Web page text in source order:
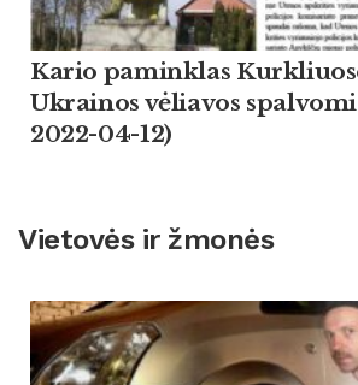
Kario paminklas
Ukrainos vėliavos
2022-04-12)
Vietovės ir žmonės